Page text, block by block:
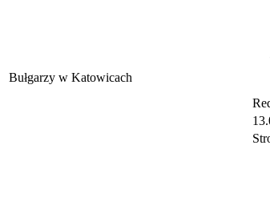
Bułgarzy w Katowicach